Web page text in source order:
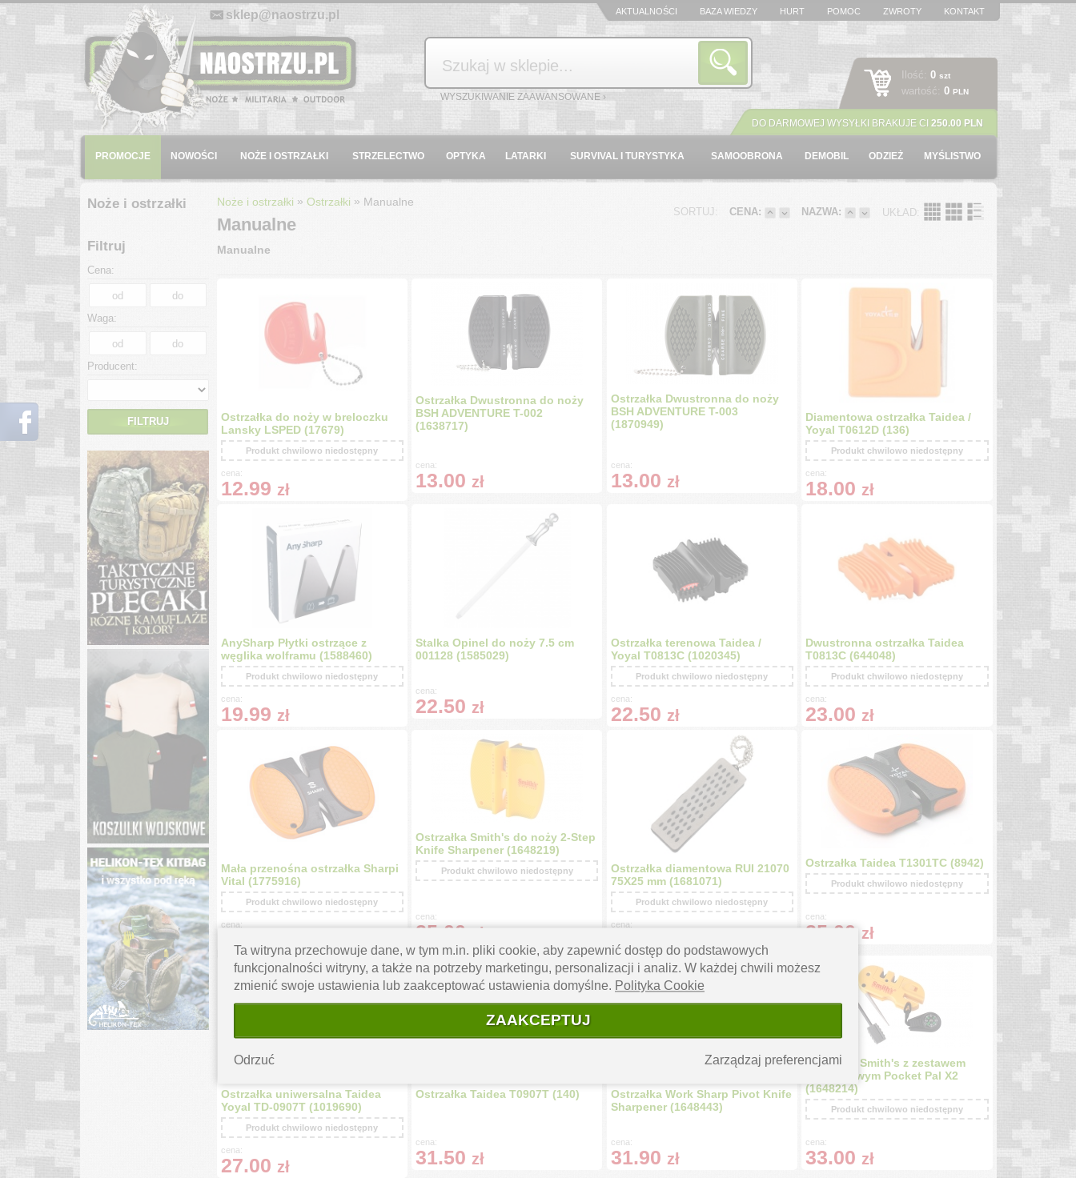
AKTUALNOŚCI BAZA WIEDZY HURT POMOC ZWROTY KONTAKT
E-mail:
sklep@naostrzu.pl
Ilość: 0 szt
wartość: 0 PLN
Szukaj
WYSZUKIWANIE ZAAWANSOWANE ›
DO DARMOWEJ WYSYŁKI BRAKUJE CI 250.00 PLN
Menu
PROMOCJE NOWOŚCI NOŻE I OSTRZAŁKI STRZELECTWO OPTYKA LATARKI SURVIVAL I TURYSTYKA SAMOOBRONA DEMOBIL ODZIEŻ MYŚLISTWO
Noże i ostrzałki
Filtruj
Cena:
Waga:
Producent:
FILTRUJ
UKŁAD:
SORTUJ: CENA: NAZWA:
Noże i ostrzałki » Ostrzałki » Manualne
Manualne
Manualne
Ostrzałka do noży w breloczku
Lansky LSPED (17679)
Produkt chwilowo niedostępny
cena:
12.99 zł
Ostrzałka Dwustronna do noży
BSH ADVENTURE T-002
(1638717)
cena:
13.00 zł
Ostrzałka Dwustronna do noży
BSH ADVENTURE T-003
(1870949)
cena:
13.00 zł
Diamentowa ostrzałka Taidea /
Yoyal T0612D (136)
Produkt chwilowo niedostępny
cena:
18.00 zł
AnySharp Płytki ostrzące z
węglika wolframu (1588460)
Produkt chwilowo niedostępny
cena:
19.99 zł
Stalka Opinel do noży 7.5 cm
001128 (1585029)
cena:
22.50 zł
Ostrzałka terenowa Taidea /
Yoyal T0813C (1020345)
Produkt chwilowo niedostępny
cena:
22.50 zł
Dwustronna ostrzałka Taidea
T0813C (644048)
Produkt chwilowo niedostępny
cena:
23.00 zł
Mała przenośna ostrzałka Sharpi
Vital (1775916)
Produkt chwilowo niedostępny
cena:
24.90
Ostrzałka Smith's do noży 2-Step
Knife Sharpener (1648219)
Produkt chwilowo niedostępny
cena:
25.00 zł
Ostrzałka diamentowa RUI 21070
75X25 mm (1681071)
Produkt chwilowo niedostępny
cena:
25.00 zł
Ostrzałka Taidea T1301TC (8942)
Produkt chwilowo niedostępny
cena:
25.00zł
Ostrzałka uniwersalna Taidea
Yoyal TD-0907T (1019690)
Produkt chwilowo niedostępny
cena:
27.00 zł
Ostrzałka Taidea T0907T (140)
cena:
31.50 zł
Ostrzałka Work Sharp Pivot Knife
Sharpener (1648443)
cena:
31.90 zł
Ostrzałka Smith's z zestawem
survivalowym Pocket Pal X2
(1648214)
Produkt chwilowo niedostępny
cena:
33.00 zł
Ta witryna przechowuje dane, w tym m.in. pliki cookie, aby zapewnić dostęp do podstawowych
funkcjonalności witryny, a także na potrzeby marketingu, personalizacji i analiz. W każdej chwili możesz
zmienić swoje ustawienia lub zaakceptować ustawienia domyślne. Polityka Cookie
ZAAKCEPTUJ
Zarządzaj preferencjami
Odrzuć